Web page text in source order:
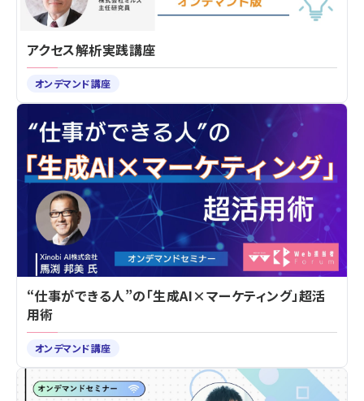
アクセス解析実践講座
オンデマンド講座
“仕事ができる人”の「生成AI×マーケティング」超活
用術
オンデマンド講座